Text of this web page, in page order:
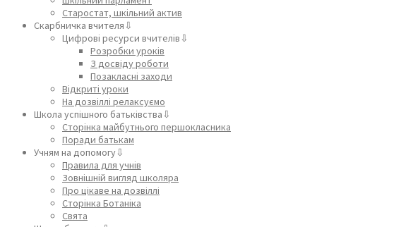
Старостат, шкільний актив
Скарбничка вчителя⇩
Цифрові ресурси вчителів⇩
Розробки уроків
З досвіду роботи
Позакласні заходи
Відкриті уроки
На дозвіллі релаксуємо
Школа успішного батьківства⇩
Сторінка майбутнього першокласника
Поради батькам
Учням на допомогу⇩
Правила для учнів
Зовнішній вигляд школяра
Про цікаве на дозвіллі
Сторінка Ботаніка
Свята